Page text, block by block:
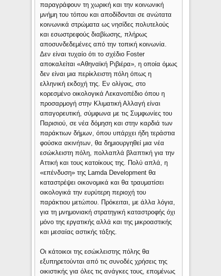
παραγράφουν τη χωρική και την κοινωνική
μνήμη του τόπου και αποδίδονται σε ανώτατα
κοινωνικά στρώματα ως νησίδες πολυτελούς
και εσωστρεφούς διαβίωσης, πλήρως
αποσυνδεδεμένες από την τοπική κοινωνία.
Δεν είναι τυχαίο ότι το σχέδιο Foster
αποκαλείται «Αθηναϊκή Ριβιέρα», η οποία όμως
δεν είναι μια περίκλειστη πόλη όπως η
ελληνική εκδοχή της. Εν ολίγοις, στο
κορεσμένο οικολογικά Λεκανοπέδιο όπου η
προσαρμογή στην Κλιματική Αλλαγή είναι
απαγορευτική, σύμφωνα με τις Συμφωνίες του
Παρισιού, σε νέα δόμηση και στην καρδιά των
παράκτιων δήμων, όπου υπάρχει ήδη τεράστια
φούσκα ακινήτων, θα δημιουργηθεί μια νέα
εσώκλειστη πόλη, πολλαπλά βλαπτική για την
Αττική και τους κατοίκους της. Πολύ απλά, η
«επένδυση» της Lamda Development θα
καταστρέψει οικονομικά και θα τραυματίσει
οικολογικά την ευρύτερη περιοχή του
παράκτιου μετώπου. Πρόκειται, με άλλα λόγια,
για τη μνημονιακή στρατηγική καταστροφής όχι
μόνο της εργατικής αλλά και της μικροαστικής
και μεσαίας αστικής τάξης.
Οι κάτοικοι της εσώκλειστης πόλης θα
εξυπηρετούνται από τις συνοδές χρήσεις της
οικιστικής για όλες τις ανάγκες τους, επομένως